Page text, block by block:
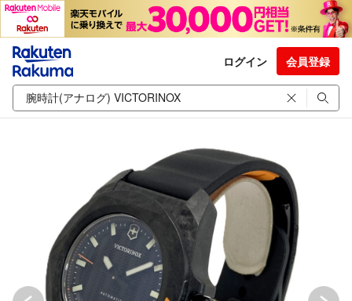
ログイン 会員登録